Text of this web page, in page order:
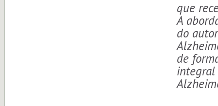
que
A
do
de
integral